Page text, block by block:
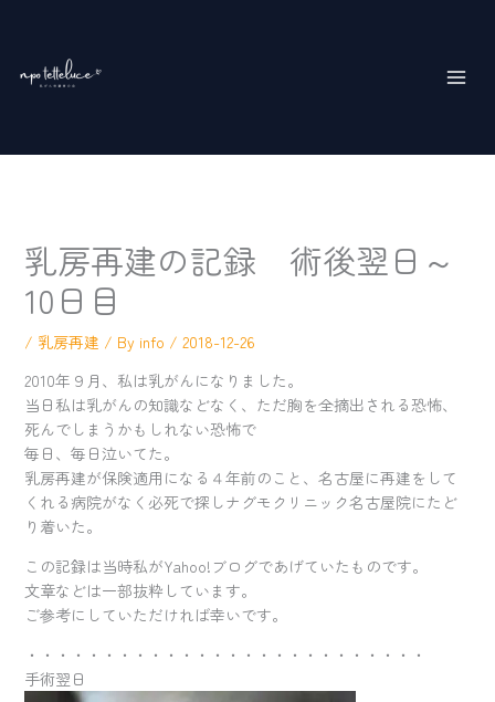
プ
乳房再建の記録 術後翌日～
10日目
/ 乳房再建 / By info / 2018-12-26
2010年９月、私は乳がんになりました。
当日私は乳がんの知識などなく、ただ胸を全摘出される恐怖、
死んでしまうかもしれない恐怖で
毎日、毎日泣いてた。
乳房再建が保険適用になる４年前のこと、名古屋に再建をして
くれる病院がなく必死で探しナグモクリニック名古屋院にたど
り着いた。
この記録は当時私がYahoo!ブログであげていたものです。
文章などは一部抜粋しています。
ご参考にしていただければ幸いです。
・・・・・・・・・・・・・・・・・・・・・・・・・・
手術翌日